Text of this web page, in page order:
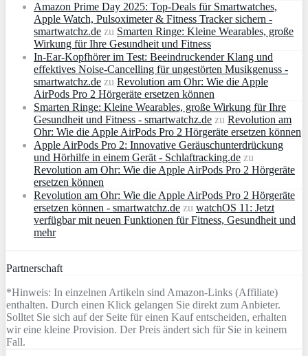
Amazon Prime Day 2025: Top-Deals für Smartwatches,
Apple Watch, Pulsoximeter & Fitness Tracker sichern -
smartwatchz.de zu Smarten Ringe: Kleine Wearables, große
Wirkung für Ihre Gesundheit und Fitness
In-Ear-Kopfhörer im Test: Beeindruckender Klang und
effektives Noise-Cancelling für ungestörten Musikgenuss -
smartwatchz.de zu Revolution am Ohr: Wie die Apple
AirPods Pro 2 Hörgeräte ersetzen können
Smarten Ringe: Kleine Wearables, große Wirkung für Ihre
Gesundheit und Fitness - smartwatchz.de zu Revolution am
Ohr: Wie die Apple AirPods Pro 2 Hörgeräte ersetzen können
Apple AirPods Pro 2: Innovative Geräuschunterdrückung
und Hörhilfe in einem Gerät - Schlaftracking.de zu
Revolution am Ohr: Wie die Apple AirPods Pro 2 Hörgeräte
ersetzen können
Revolution am Ohr: Wie die Apple AirPods Pro 2 Hörgeräte
ersetzen können - smartwatchz.de zu watchOS 11: Jetzt
verfügbar mit neuen Funktionen für Fitness, Gesundheit und
mehr
Partnerschaft
*Hinweis: In einzelnen Artikeln sind Amazon-Links (Affiliate)
enthalten. Durch einen Klick gelangen Sie direkt zum Anbieter.
Solltet Sie sich auf der Seite für einen Kauf entscheiden, erhalten
wir eine kleine Provision. Der Preis ändert sich für Sie in keinem
Fall.